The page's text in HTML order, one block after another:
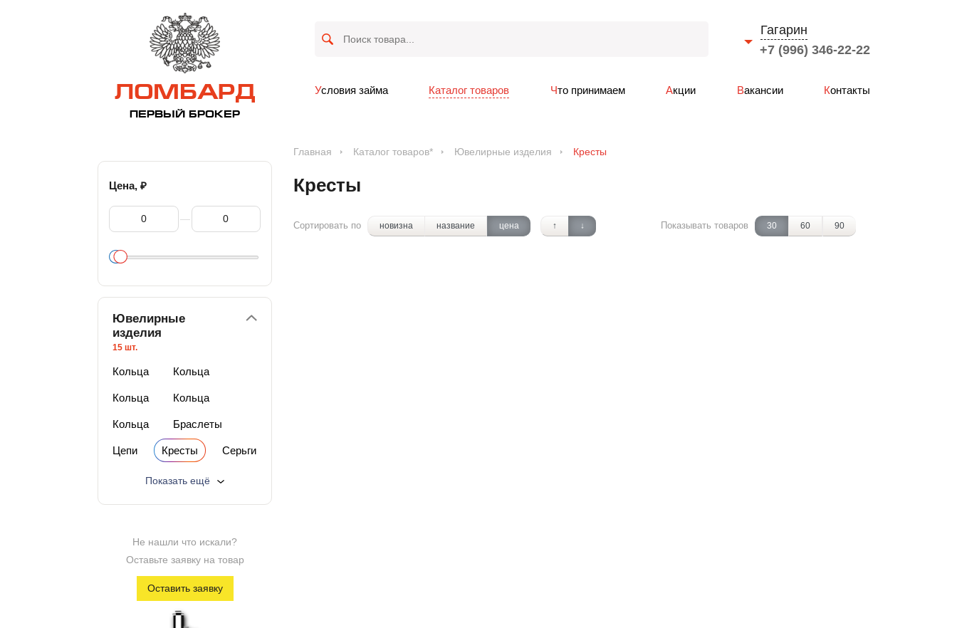
ЛОМБАРД
ПЕРВЫЙ БРОКЕР
Гагарин
+7 (996) 346-22-22
Условия займа Каталог товаров Что принимаем Акции Вакансии Контакты
Главная Каталог товаров* Ювелирные изделия Кресты
Цена, ₽
—
Ювелирные
изделия
15 шт.
Кольца Кольца
Кольца Кольца
Кольца Браслеты
Цепи Кресты Серьги
Кулоны Монеты
Часы
Изделия с п/драг камнями
Изделия из серебра
Лучшая цена
Показать ещё
Не нашли что искали?
Оставьте заявку на товар
Оставить заявку
Кресты
Сортировать по новизна название цена ↑ ↓ Показывать товаров 30 60 90